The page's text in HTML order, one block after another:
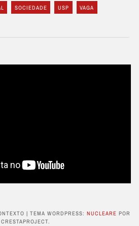
SOCIEDADE USP VAGA
| TEMA WORDPRESS: NUCLEARE POR
CRESTAPROJECT.